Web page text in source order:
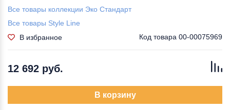
Все товары коллекции Эко Стандарт
Все товары Style Line
В избранное
Код товара 00-00075969
12 692 руб.
В корзину